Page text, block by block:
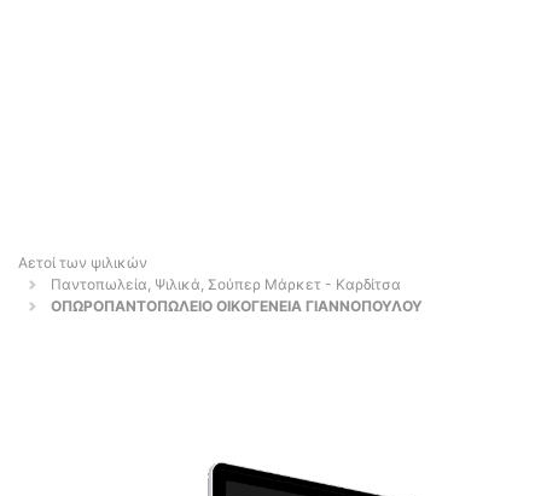
Αετοί των ψιλικών
Παντοπωλεία, Ψιλικά, Σούπερ Μάρκετ - Καρδίτσα
ΟΠΩΡΟΠΑΝΤΟΠΩΛΕΙΟ ΟΙΚΟΓΕΝΕΙΑ ΓΙΑΝΝΟΠΟΥΛΟΥ